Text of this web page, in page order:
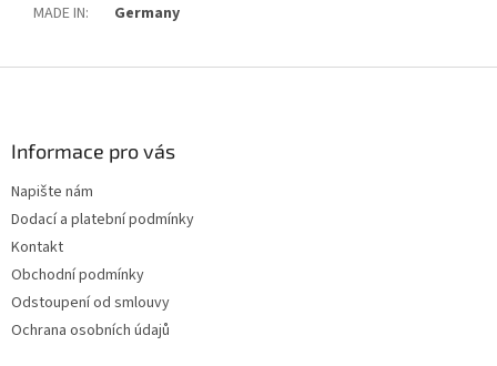
MADE IN: Germany
Informace pro vás
Napište nám
Dodací a platební podmínky
Kontakt
Obchodní podmínky
Odstoupení od smlouvy
Ochrana osobních údajů